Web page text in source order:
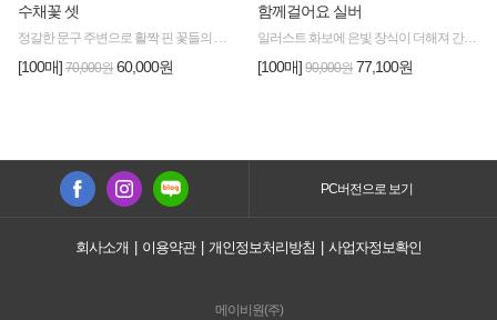
수채꽃 셋
정갈한 문구 주변으로 활짝 핀 꽃들의 풍성한 향기와 싱그러움이 느껴지는 디자인
[100매] 70,000원 60,000원
함께걸어요 실버
일러스트 화보에 은빛 장식이 더해져 간직하고 싶은 청첩장
[100매]90,000원77,100원
PC버전으로 보기
회사소개 이용약관 개인정보처리방침 사업자정보확인
메이비원(주)